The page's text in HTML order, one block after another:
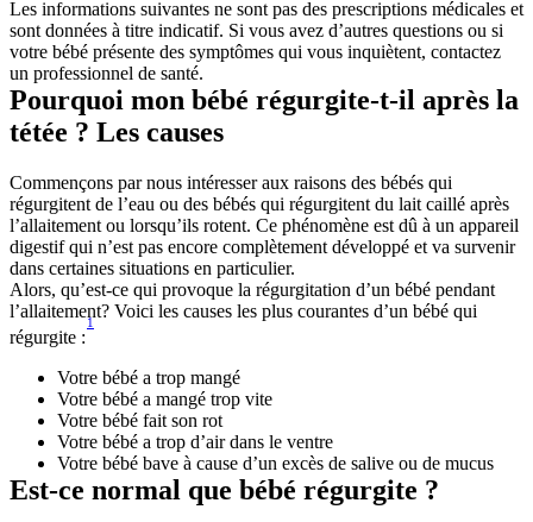
Les informations suivantes ne sont pas des prescriptions médicales et
sont données à titre indicatif. Si vous avez d’autres questions ou si
votre bébé présente des symptômes qui vous inquiètent, contactez
un professionnel de santé.
Pourquoi mon bébé régurgite-t-il après la
tétée ? Les causes
Commençons par nous intéresser aux raisons des bébés qui
régurgitent de l’eau ou des bébés qui régurgitent du lait caillé après
l’allaitement ou lorsqu’ils rotent. Ce phénomène est dû à un appareil
digestif qui n’est pas encore complètement développé et va survenir
dans certaines situations en particulier.
Alors, qu’est-ce qui provoque la régurgitation d’un bébé pendant
l’allaitement? Voici les causes les plus courantes d’un bébé qui
régurgite :
1
Votre bébé a trop mangé
Votre bébé a mangé trop vite
Votre bébé fait son rot
Votre bébé a trop d’air dans le ventre
Votre bébé bave à cause d’un excès de salive ou de mucus
Est-ce normal que bébé régurgite ?